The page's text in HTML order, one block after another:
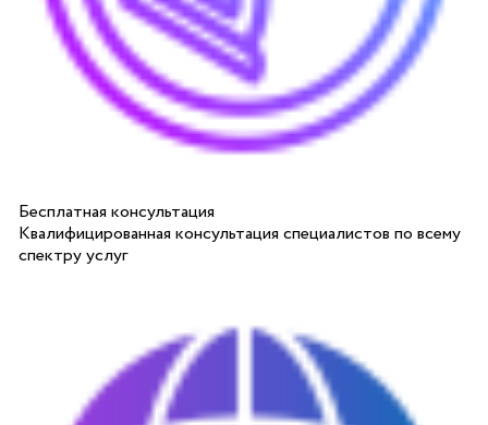
Бесплатная консультация
Квалифицированная консультация специалистов по всему
спектру услуг